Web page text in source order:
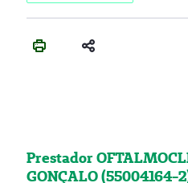
Prestador
GONÇALO (55004164-